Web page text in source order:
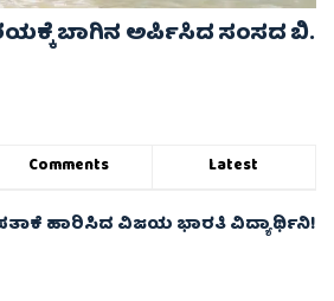
ಬಾಗಿನ ಅರ್ಪಿಸಿದ ಸಂಸದ ಬಿ.
Comments Latest
ಹಾರಿಸಿದ ವಿಜಯ ಭಾರತಿ ವಿದ್ಯಾರ್ಥಿನಿ!